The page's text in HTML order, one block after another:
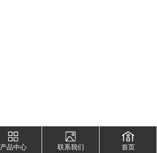
产品中心 联系我们 首页